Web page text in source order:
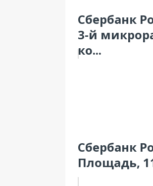
Сбербанк
3-й
ко...
Сбербанк
Площадь,